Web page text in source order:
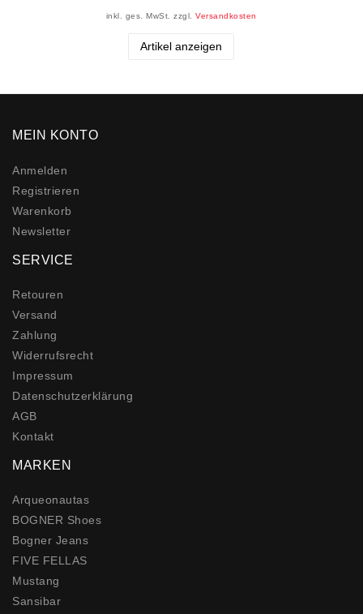
inkl. ges. MwSt. zzgl.Versandkosten
Artikel anzeigen
MEIN KONTO
Anmelden
Registrieren
Warenkorb
Newsletter
SERVICE
Retouren
Versand
Zahlung
Widerrufs­recht
Impressum
Daten­schutz­erklärung
AGB
Kontakt
MARKEN
Arqueonautas
BOGNER Shoes
Bogner Jeans
FIVE FELLAS
Mustang
Sansibar